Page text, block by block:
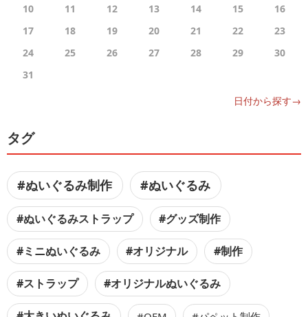
10
11 12 13 14 15
16
17
18 19 20 21 22
23
24
25 26 27 28 29
30
31
日付から探す→
タグ
#ぬいぐるみ制作 #ぬいぐるみ
#ぬいぐるみストラップ #グッズ制作
#ミニぬいぐるみ #オリジナル #制作
#ストラップ #オリジナルぬいぐるみ